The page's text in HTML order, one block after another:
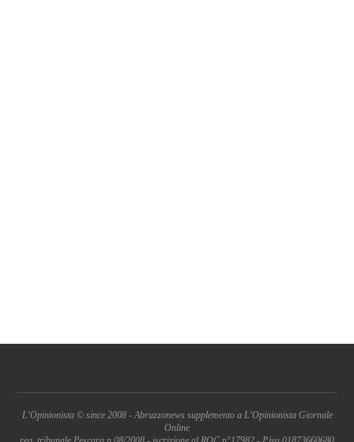
L'Opinionista © since 2008 - Abruzzonews supplemento a L'Opinionista Giornale
Online